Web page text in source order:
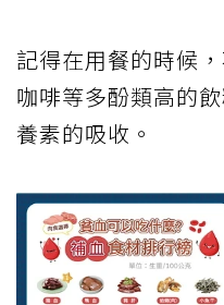
記得在用餐的時候
咖啡等多酚類高的
養素的吸收。